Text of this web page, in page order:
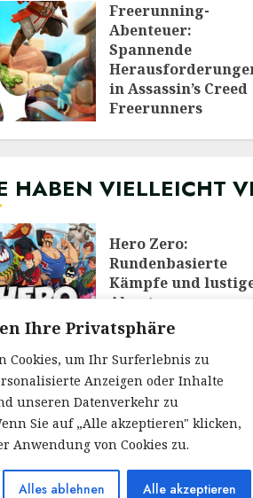
Ihre Privatsphäre
Cookies, um Ihr Surferlebnis zu
Anzeigen oder Inhalte
unseren Datenverkehr zu
Sie auf „Alle akzeptieren" klicken,
Anwendung von Cookies zu.
Alles ablehnen Alle akzeptieren
Freerunning-
Abenteuer:
Spannende
in Assassin’s Creed
Freerunners
HABEN VIELLEICHT
Hero Zero:
Rundenbasierte
Kämpfe und
Abenteuer
28/02/2026
Meine Reise durch
Welt von RuneScape:
Ein Blick auf das
legendäre MMORPG